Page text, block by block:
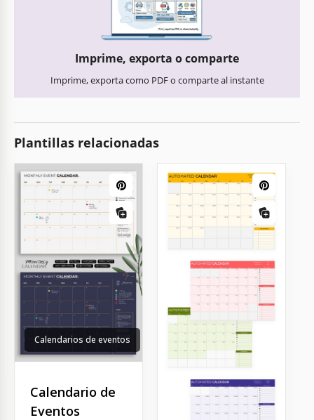
Imprime, exporta o comparte
Imprime, exporta como PDF o comparte al instante
Plantillas relacionadas
Calendarios de eventos
Calendario de
Eventos